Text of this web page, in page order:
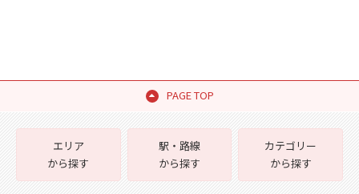
PAGE TOP
エリア
から探す
駅・路線
から探す
カテゴリー
から探す